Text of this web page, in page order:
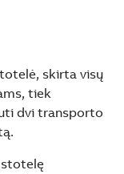
skirta visų
tiek
dvi transporto
stotelę